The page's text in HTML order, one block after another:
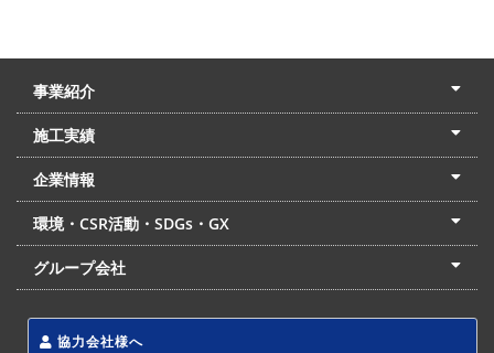
事業紹介
土木本部
建築本部
PPP・PFI
リフォーム・リノベーション
中村建設の家
施工実績
土木部門
建築部門
リフォーム部門
住宅部門
名古屋支店
東京支店
企業情報
会社概要
経営理念
沿革
リクルート
最新情報
お問合せ
環境・CSR活動・SDGs・GX
LSS流動化処理工法
CSR・SDGs・GX
発電事業
次世代ZEBオフィス
グループ会社
協力会社様へ